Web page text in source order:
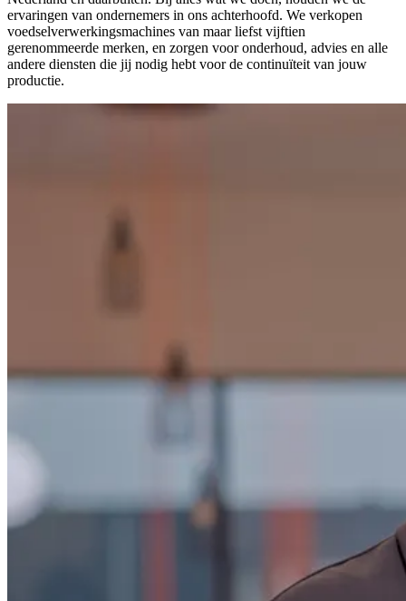
ervaringen van ondernemers in ons achterhoofd. We verkopen
voedselverwerkingsmachines van maar liefst vijftien
gerenommeerde merken, en zorgen voor onderhoud, advies en alle
andere diensten die jij nodig hebt voor de continuïteit van jouw
productie.